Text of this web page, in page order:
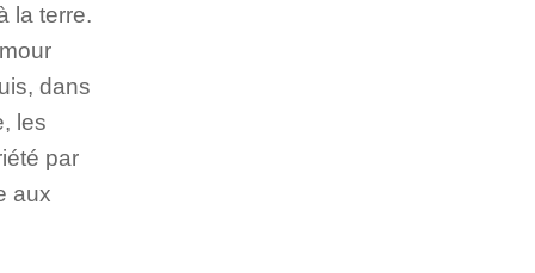
la terre.
dans
les
par
aux